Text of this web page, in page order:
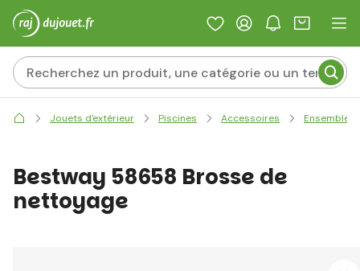
Jouets d'extérieur Piscines Accessoires
Bestway 58658 Brosse de
nettoyage